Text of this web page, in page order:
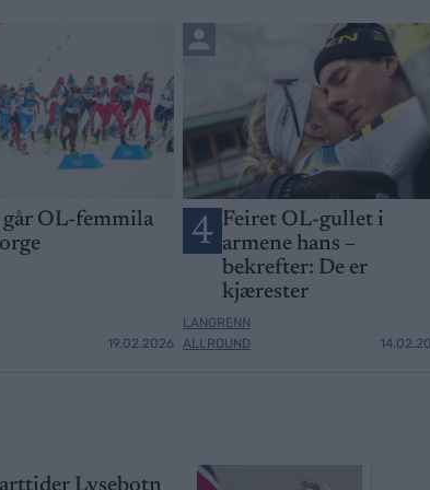
går OL-femmila
19.02.2026
4 Feiret OL-gullet i
armene hans –
bekrefter: De er
kjærester
LANGRENN
ALLROUND